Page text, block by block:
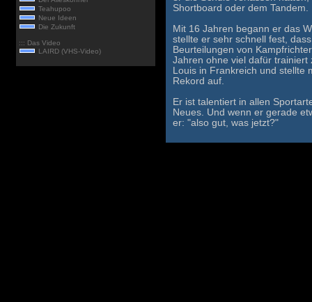
Teahupoo
Neue Ideen
Die Zukunft
::: Das Video
LAIRD (VHS-Video)
Shortboard oder dem Tandem.
Mit 16 Jahren begann er das
stellte er sehr schnell fest,
Beurteilungen von
Jahren ohne viel dafür trainiert
Louis in Frankreich und stellte
Rekord auf.
Er ist talentiert in allen
Neues. Und wenn er gerade
er: "also gut, was jetzt?"